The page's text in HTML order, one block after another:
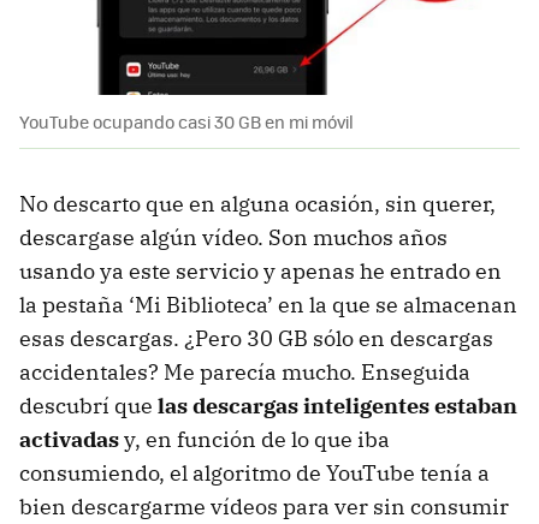
YouTube ocupando casi 30 GB en mi móvil
No descarto que en alguna ocasión, sin querer,
descargase algún vídeo. Son muchos años
usando ya este servicio y apenas he entrado en
la pestaña ‘Mi Biblioteca’ en la que se almacenan
esas descargas. ¿Pero 30 GB sólo en descargas
accidentales? Me parecía mucho. Enseguida
descubrí que las descargas inteligentes estaban
activadasy, en función de lo que iba
consumiendo, el algoritmo de YouTube tenía a
bien descargarme vídeos para ver sin consumir